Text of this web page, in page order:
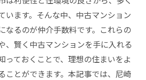
います。そんな中、中古マンション
なるのが仲介手数料です。これらの
、賢く中古マンションを手に入れる
っておくことで、理想の住まいをよ
ことができます。本記事では、尼崎